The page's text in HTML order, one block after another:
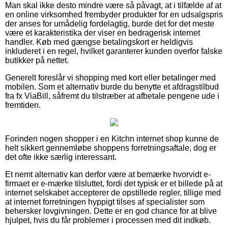
Man skal ikke desto mindre være så påvagt, at i tilfælde af at
en online virksomhed frembyder produkter for en udsalgspris
der anses for umådelig fordelagtig, burde det for det meste
være et karakteristika der viser en bedragerisk internet
handler. Køb med gængse betalingskort er heldigvis
inkluderet i en regel, hvilket garanterer kunden overfor falske
butikker på nettet.
Generelt foreslår vi shopping med kort eller betalinger med
mobilen. Som et alternativ burde du benytte et afdragstilbud
fra fx ViaBill, såfremt du tilstræber at afbetale pengene ude i
fremtiden.
Forinden nogen shopper i en Kitchn internet shop kunne de
helt sikkert gennemløbe shoppens forretningsaftale, dog er
det ofte ikke særlig interessant.
Et nemt alternativ kan derfor være at bemærke hvorvidt e-
firmaet er e-mærke tilsluttet, fordi det typisk er et billede på at
internet selskabet accepterer de opstillede regler, tillige med
at internet forretningen hyppigt tilses af specialister som
behersker lovgivningen. Dette er en god chance for at blive
hjulpet, hvis du får problemer i processen med dit indkøb.